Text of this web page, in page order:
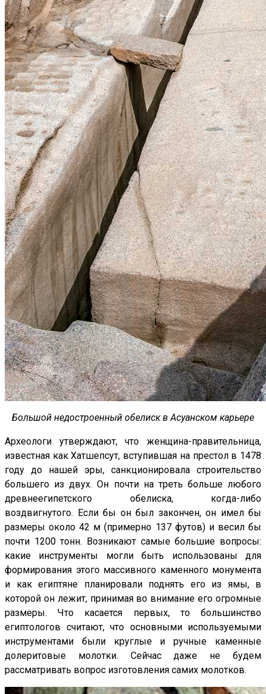
Большой недостроенный обелиск в Асуанском карьере
Археологи утверждают, что женщина-правительница,
известная как Хатшепсут, вступившая на престол в 1478
году до нашей эры, санкционировала строительство
большего из двух. Он почти на треть больше любого
древнеегипетского обелиска, когда-либо
воздвигнутого. Если бы он был закончен, он имел бы
размеры около 42 м (примерно 137 футов) и весил бы
почти 1200 тонн. Возникают самые большие вопросы:
какие инструменты могли быть использованы для
формирования этого массивного каменного монумента
и как египтяне планировали поднять его из ямы, в
которой он лежит, принимая во внимание его огромные
размеры. Что касается первых, то большинство
египтологов считают, что основными используемыми
инструментами были круглые и ручные каменные
долеритовые молотки. Сейчас даже не будем
рассматривать вопрос изготовления самих молотков.